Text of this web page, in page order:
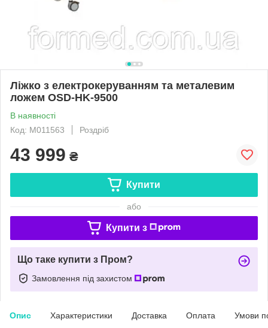
Ліжко з електрокеруванням та металевим
ложем OSD-HK-9500
В наявності
Код: M011563
Роздріб
43 999 ₴
Купити
або
Купити з
Що таке купити з Пром?
Замовлення під захистом
Опис Характеристики Доставка Оплата Умови